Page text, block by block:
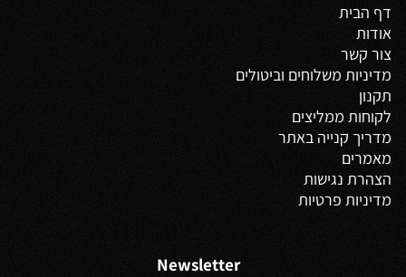
דף הבית
אודות
צור קשר
מדיניות משלוחים וביטולים
תקנון
לקוחות ממליצים
מדריך קנייה באתר
מאמרים
הצהרת נגישות
מדיניות פרטיות
Newsletter